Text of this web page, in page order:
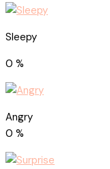
Sleepy
0 %
Angry
0 %